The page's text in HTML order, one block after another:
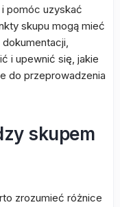
pomóc uzyskać
skupu mogą mieć
i upewnić się, jakie
do przeprowadzenia
skupem
zrozumieć różnice